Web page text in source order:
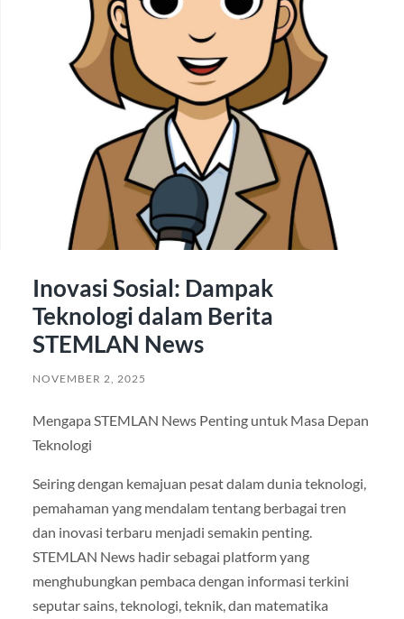
Inovasi Sosial: Dampak
Teknologi dalam Berita
STEMLAN News
NOVEMBER 2, 2025
Mengapa STEMLAN News Penting untuk Masa Depan
Teknologi
Seiring dengan kemajuan pesat dalam dunia teknologi,
pemahaman yang mendalam tentang berbagai tren
dan inovasi terbaru menjadi semakin penting.
STEMLAN News hadir sebagai platform yang
menghubungkan pembaca dengan informasi terkini
seputar sains, teknologi, teknik, dan matematika